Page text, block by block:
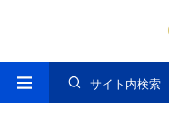
サイト内検索